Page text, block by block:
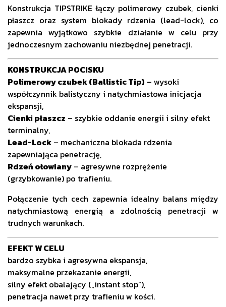
Konstrukcja TIPSTRIKE łączy polimerowy czubek, cienki
płaszcz oraz system blokady rdzenia (lead-lock), co
zapewnia wyjątkowo szybkie działanie w celu przy
jednoczesnym zachowaniu niezbędnej penetracji.
KONSTRUKCJA POCISKU
Polimerowy czubek (Ballistic Tip) – wysoki
współczynnik balistyczny i natychmiastowa inicjacja
ekspansji,
Cienki płaszcz – szybkie oddanie energii i silny efekt
terminalny,
Lead-Lock – mechaniczna blokada rdzenia
zapewniająca penetrację,
Rdzeń ołowiany – agresywne rozprężenie
(grzybkowanie) po trafieniu.
Połączenie tych cech zapewnia idealny balans między
natychmiastową energią a zdolnością penetracji w
trudnych warunkach.
EFEKT W CELU
bardzo szybka i agresywna ekspansja,
maksymalne przekazanie energii,
silny efekt obalający („instant stop”),
penetracja nawet przy trafieniu w kości.